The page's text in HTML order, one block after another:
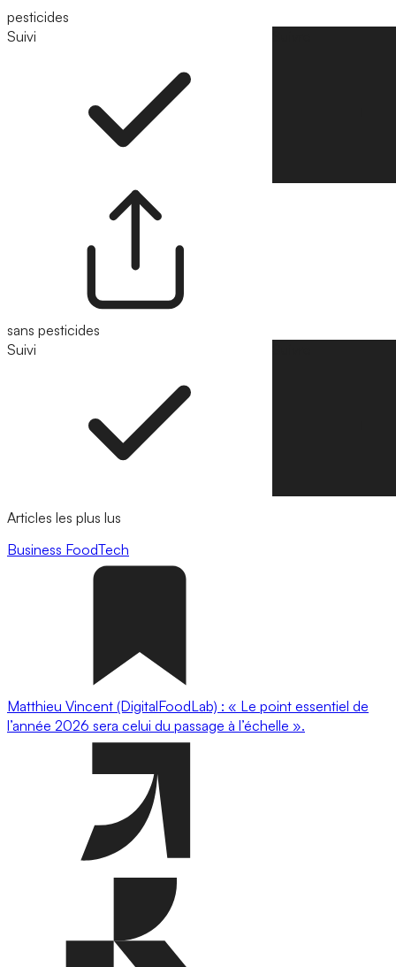
pesticides
Suivi
sans pesticides
Suivi
Articles les plus lus
Business FoodTech
Matthieu Vincent (DigitalFoodLab) : « Le point essentiel de
l’année 2026 sera celui du passage à l’échelle ».